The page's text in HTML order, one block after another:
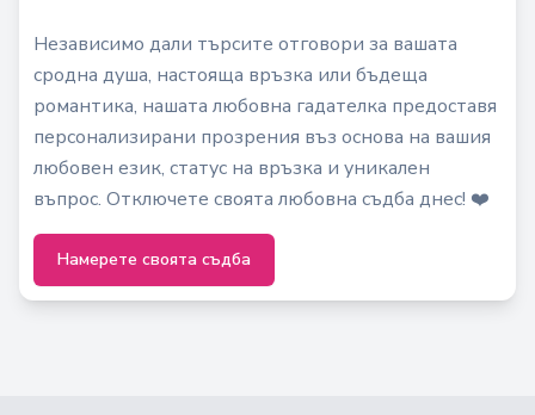
Независимо дали търсите отговори за вашата
сродна душа, настояща връзка или бъдеща
романтика, нашата любовна гадателка предоставя
персонализирани прозрения въз основа на вашия
любовен език, статус на връзка и уникален
въпрос. Отключете своята любовна съдба днес! ❤️
Намерете своята съдба